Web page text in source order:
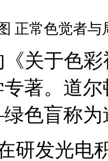
正常色觉者与
关于色彩
著。道
色盲称为
研发光电